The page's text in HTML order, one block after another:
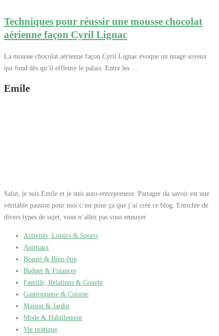
Techniques pour réussir une mousse chocolat
aérienne façon Cyril Lignac
La mousse chocolat aérienne façon Cyril Lignac évoque un nuage soyeux
qui fond dès qu’il effleure le palais. Entre les …
Emile
Salut, je suis Emile et je suis auto-entrepreneur. Partager du savoir est une
véritable passion pour moi c’est pour ça que j’ai créé ce blog. Enrichie de
divers types de sujet, vous n’allez pas vous ennuyer.
Activités, Loisirs & Sports
Animaux
Beauté & Bien-être
Budget & Finances
Famille, Relations & Couple
Gastronomie & Cuisine
Maison & Jardin
Mode & Habillement
Vie pratique